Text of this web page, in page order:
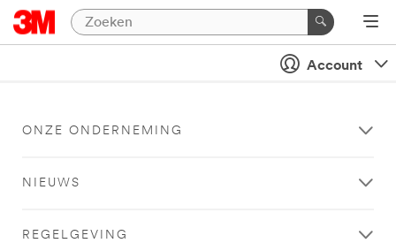
Account
ONZE ONDERNEMING
NIEUWS
REGELGEVING